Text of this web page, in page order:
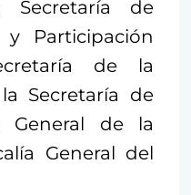
de
y Participación
de la
Secretaría de
General de la
General del